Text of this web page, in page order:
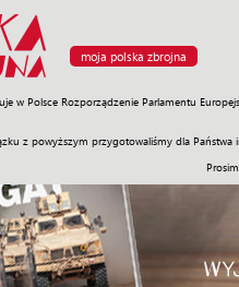
moja polska zbrojna
w Polsce Rozporządzenie Parlamentu
z powyższym przygotowaliśmy dla
Misje Polityka